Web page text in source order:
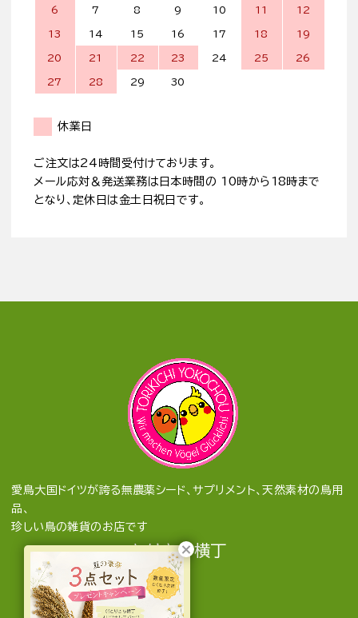
6 7 8 9 10 11 12
13 14 15 16 17 18 19
20 21 22 23 24 25 26
27 28 29 30
休業日
ご注文は24時間受付けております。
メール応対＆発送業務は日本時間の 10時から18時まで
となり、定休日は金土日祝日です。
愛鳥大国ドイツが誇る無農薬シード、サプリメント、天然素材の鳥用
品、
珍しい鳥の雑貨のお店です
とりきち横丁